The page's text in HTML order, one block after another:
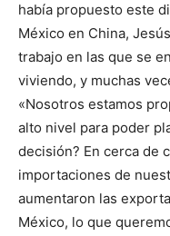
había propuesto este
México en China,
trabajo en las que se
viviendo, y muchas
«Nosotros estamos
alto nivel para poder
decisión? En cerca de
importaciones de
aumentaron las
México, lo que